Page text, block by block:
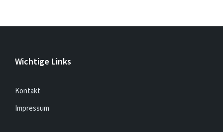
Wichtige Links
Kontakt
Impressum